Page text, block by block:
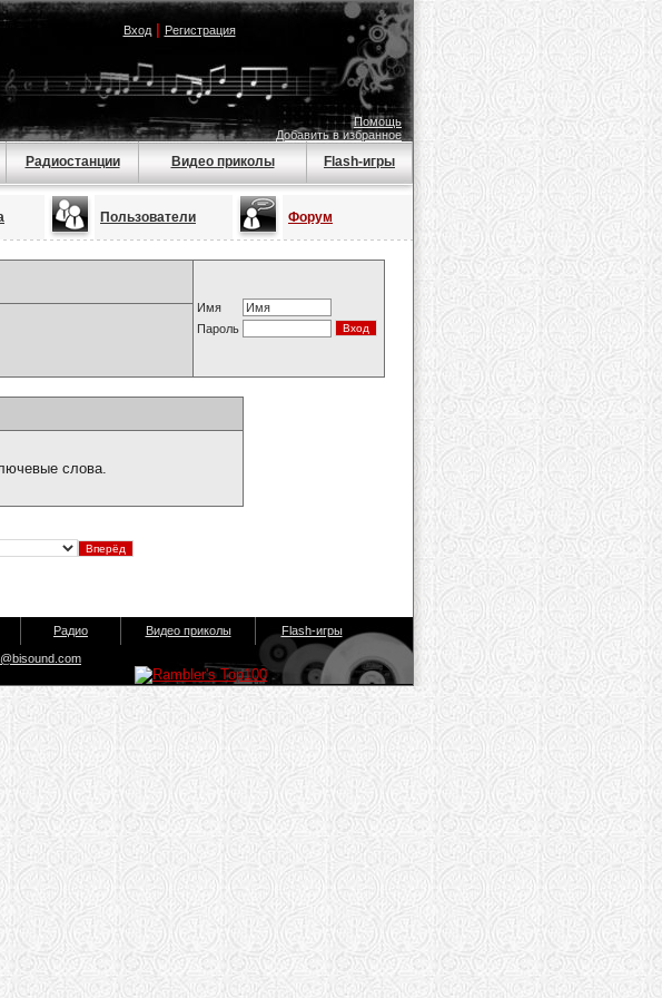
Вход| Регистрация
Помощь
Добавить в избранное
Радиостанции Видео приколы Flash-игры
Пользователи Форум
Имя
Пароль
слова.
Радио Видео приколы Flash-игры